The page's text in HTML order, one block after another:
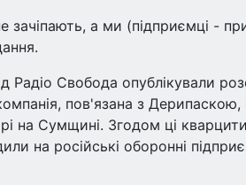
а ми (підприємці -
Свобода опублікували
пов'язана з Дерипаскою,
на Сумщині. Згодом ці
на російські оборонні